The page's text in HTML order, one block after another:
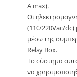
A max).
Οι
(110/220Vac/dc)
μέσω της
Relay Box.
Το σύστημα
να